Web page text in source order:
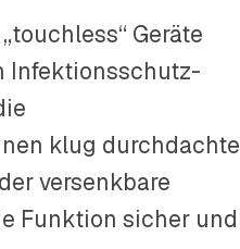
Geräte
Infektionsschutz-
klug durchdachte
versenkbare
Funktion sicher und